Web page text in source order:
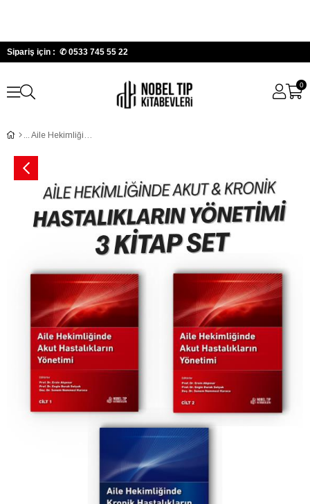
Sipariş için : ✆ 0533 745 55 22
0
Aile Hekimliğinde Akut & Kronik Hastalıkların Yönetimi 3 Kitap Set